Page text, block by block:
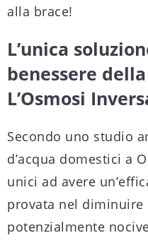
alla brace!
L’unica
benessere
L’Osmosi
Secondo uno studio
d’acqua domestici a
unici ad avere
provata nel diminuire
potenzialmente